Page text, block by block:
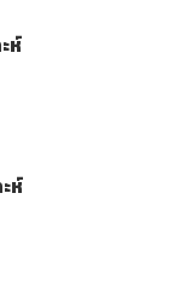
ห์
ห์